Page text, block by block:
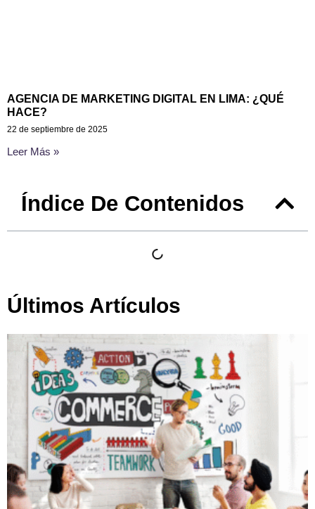
AGENCIA DE MARKETING DIGITAL EN LIMA: ¿QUÉ
HACE?
22 de septiembre de 2025
Leer Más »
Índice De Contenidos
Últimos Artículos